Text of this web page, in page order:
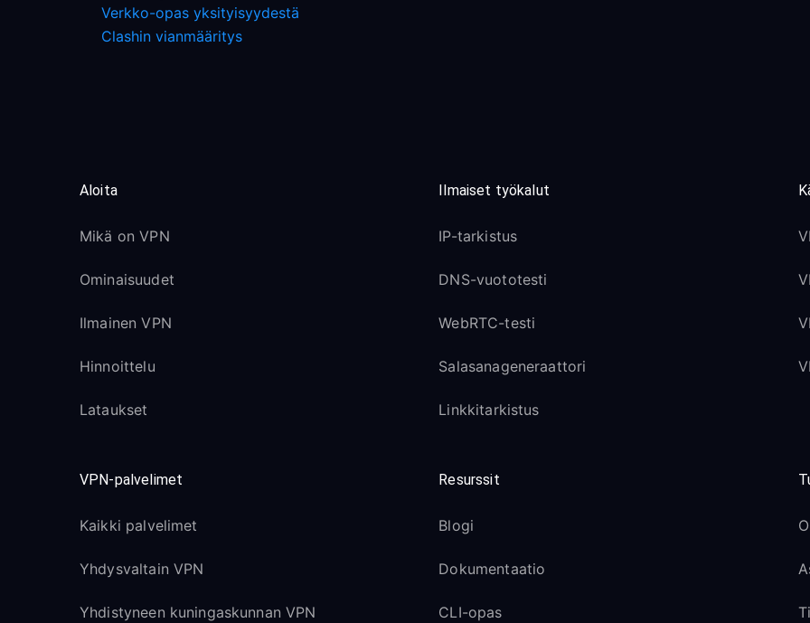
Verkko-opas yksityisyydestä
Clashin vianmääritys
Aloita
Mikä on VPN
Ominaisuudet
Ilmainen VPN
Hinnoittelu
Lataukset
Ilmaiset työkalut
IP-tarkistus
DNS-vuototesti
WebRTC-testi
Salasanageneraattori
Linkkitarkistus
VPN-palvelimet
Kaikki palvelimet
Yhdysvaltain VPN
Yhdistyneen kuningaskunnan VPN
Resurssit
Blogi
Dokumentaatio
CLI-opas